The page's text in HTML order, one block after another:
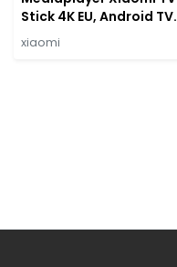
Stick 4K EU, Android TV
11, Chromecast
xiaomi